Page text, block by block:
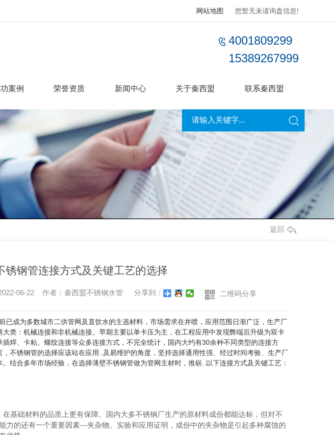
您暂无未读询盘信息!
网站地图
4001809299
15389267999
案例 荣誉资质 新闻中心 关于秦西盟 联系秦西盟
返回
锈钢管连接方式及关键工艺的选择
06-22 作者：秦西盟不锈钢水管 分享到： 二维码分享
已成为多数城市二供管网及直饮水的主选材料，市场需求在井喷，应用范围日渐广泛，生产厂
类：机械连接和非机械连接。早期主要以单卡压为主，在工程应用中发现弊端后升级为双卡
焊、卡粘、螺纹连接等众多连接方式，不完全统计，国内大约有30余种不同类型的连接方
不锈钢管的选择应该站在应用..及易维护的角度，坚持选择通用性强、经过时间考验、生产厂
结合多年市场经验，在选择薄壁不锈钢管做为管网主材时，推崭..以下连接方式及关键工艺：
基础材料的品质上更有保障。国内大多不锈钢厂生产的原材料成份都能达标，但对不
力的还有一个重要因素---夹杂物。实验和应用证明，成份中的夹杂物是引起多种腐蚀的